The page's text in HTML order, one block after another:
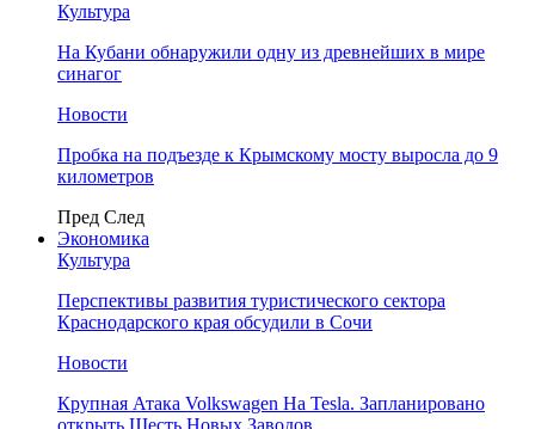
Культура
На Кубани обнаружили одну из древнейших в мире
синагог
Новости
Пробка на подъезде к Крымскому мосту выросла до 9
километров
Пред След
Экономика
Культура
Перспективы развития туристического сектора
Краснодарского края обсудили в Сочи
Новости
Крупная Атака Volkswagen На Tesla. Запланировано
открыть Шесть Новых Заводов